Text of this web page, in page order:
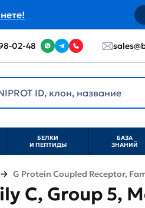
02-48
БЕЛКИ
И ПЕПТИДЫ
БАЗА
ЗНАНИЙ
G Protein Coupled Receptor,
C, Group 5,